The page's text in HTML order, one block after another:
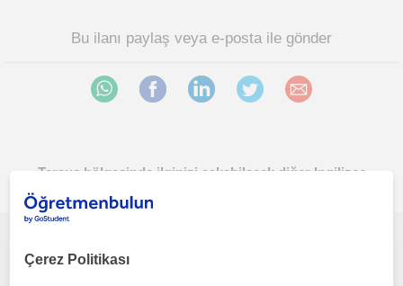
Bu ilanı paylaş veya e-posta ile gönder
Tarsus bölgesinde ilginizi çekebilecek diğer Ingilizce
Çerez Politikası